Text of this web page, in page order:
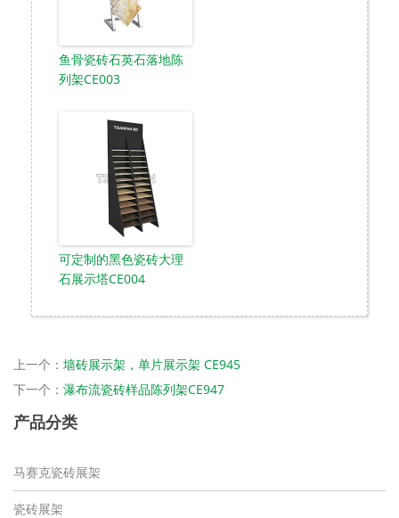
鱼骨瓷砖石英石落地陈
列架CE003
可定制的黑色瓷砖大理
石展示塔CE004
上一个： 墙砖展示架，单片展示架 CE945
下一个： 瀑布流瓷砖样品陈列架CE947
产品分类
马赛克瓷砖展架
瓷砖展架